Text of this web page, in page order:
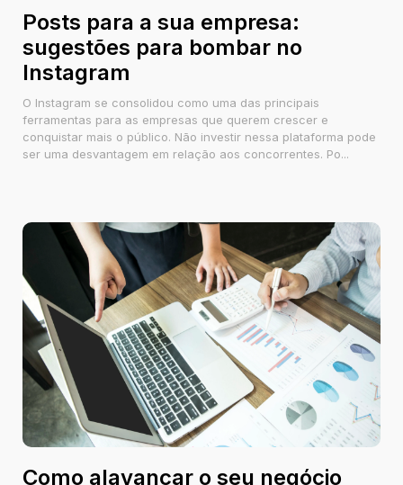
Posts para a sua empresa:
sugestões para bombar no
Instagram
O Instagram se consolidou como uma das principais
ferramentas para as empresas que querem crescer e
conquistar mais o público. Não investir nessa plataforma pode
ser uma desvantagem em relação aos concorrentes. Po...
Como alavancar o seu negócio